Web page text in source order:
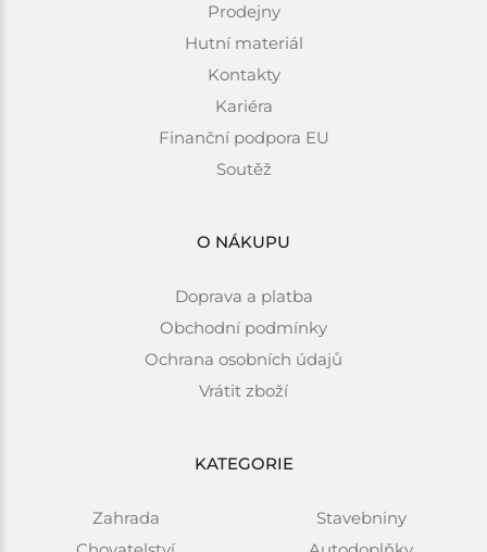
Prodejny
Hutní materiál
Kontakty
Kariéra
Finanční podpora EU
Soutěž
O NÁKUPU
Doprava a platba
Obchodní podmínky
Ochrana osobních údajů
Vrátit zboží
KATEGORIE
Zahrada
Stavebniny